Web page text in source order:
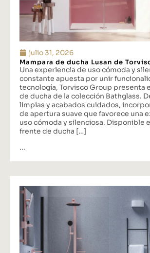
julio 31, 2026
Mampara de ducha Lusan de
Una experiencia de uso cómoda y
constante apuesta por unir
tecnología, Torvisco Group presenta
de ducha de la colección Bathglass.
limpias y acabados cuidados,
de apertura suave que favorece una
uso cómoda y silenciosa. Disponible
frente de ducha […]
...